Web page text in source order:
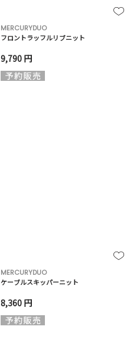
MERCURYDUO
フロントラッフルリブニット
9,790 円
MERCURYDUO
ケーブルスキッパーニット
8,360 円